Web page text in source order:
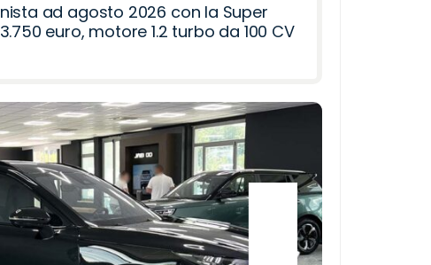
ad agosto 2026 con la Super
euro, motore 1.2 turbo da 100 CV